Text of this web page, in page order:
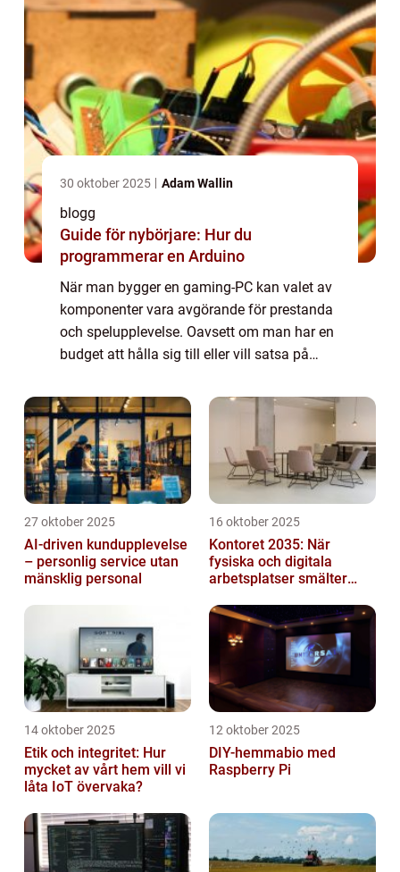
30 oktober 2025 Adam Wallin
blogg
Guide för nybörjare: Hur du
programmerar en Arduino
När man bygger en gaming-PC kan valet av
komponenter vara avgörande för prestanda
och spelupplevelse. Oavsett om man har en
budget att hålla sig till eller vill satsa på
27 oktober 2025
AI-driven kundupplevelse
– personlig service utan
mänsklig personal
16 oktober 2025
Kontoret 2035: När
fysiska och digitala
arbetsplatser smälter
14 oktober 2025
Etik och integritet: Hur
mycket av vårt hem vill vi
låta IoT övervaka?
12 oktober 2025
DIY-hemmabio med
Raspberry Pi